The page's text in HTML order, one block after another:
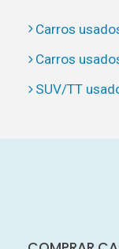
Carros
Carros
SUV/TT